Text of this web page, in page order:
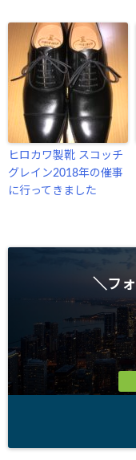
ヒロカワ製靴 スコッチ
グレイン2018年の催事
に行ってきました
＼フ